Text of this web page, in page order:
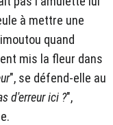
à mettre une
quand
mis la fleur dans
", se défend-elle au
d'erreur ici ?",